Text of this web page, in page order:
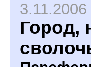
3.11.2006
Город,